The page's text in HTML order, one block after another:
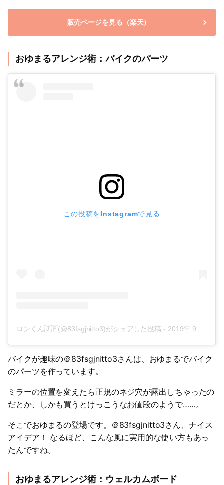
販売ページを見る（楽天）
おゆまるアレンジ術：バイクのパーツ
この投稿をInstagramで見る
ロンくん🇯🇵(@83fsgjnitto3)がシェアした投稿 - 2019年 9月月16日午前5時51分PDT
バイクが趣味の＠83fsgjnitto3さんは、おゆまるでバイク
のパーツを作っています。
ミラーの位置を変えたら正規のネジ穴が露出しちゃったの
だとか、しかも買うとけっこうなお値段のようで……。
そこでおゆまるの登場です。＠83fsgjnitto3さん、ナイス
アイデア！ なるほど、こんな風に実用的な使い方もあっ
たんですね。
おゆまるアレンジ術：ウェルカムボード